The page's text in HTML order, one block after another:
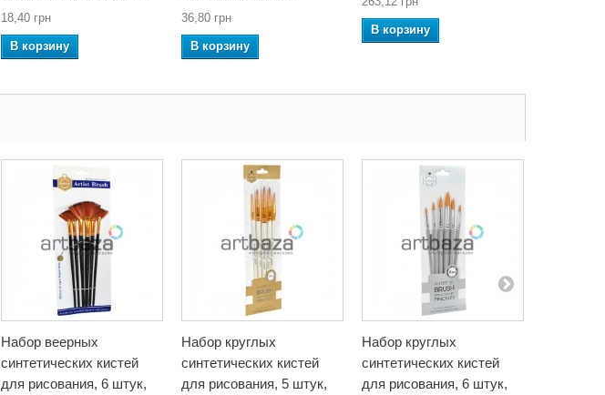
18,40 грн
В корзину
36,80 грн
В корзину
В корзину
Набор веерных
синтетических кистей
для рисования, 6 штук,
Набор круглых
синтетических кистей
для рисования, 5 штук,
Набор круглых
синтетических кистей
для рисования, 6 штук,